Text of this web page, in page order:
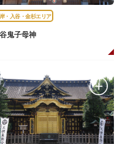
・入谷・金杉エリア
鬼子母神